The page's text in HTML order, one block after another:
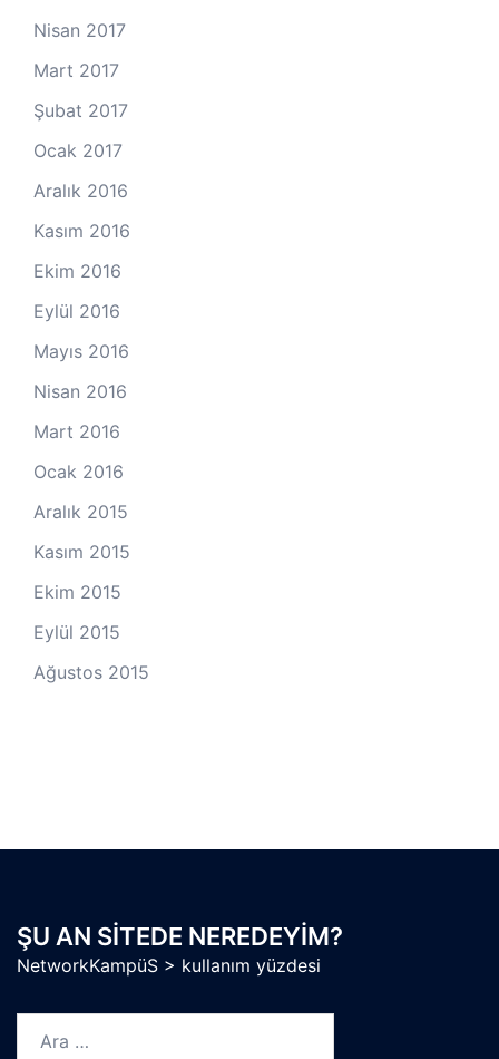
Nisan 2017
Mart 2017
Şubat 2017
Ocak 2017
Aralık 2016
Kasım 2016
Ekim 2016
Eylül 2016
Mayıs 2016
Nisan 2016
Mart 2016
Ocak 2016
Aralık 2015
Kasım 2015
Ekim 2015
Eylül 2015
Ağustos 2015
ŞU AN SITEDE NEREDEYIM?
NetworkKampüS > kullanım yüzdesi